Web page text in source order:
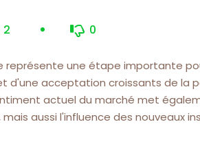
2 0
représente une étape importante
d'une acceptation croissants de la
actuel du marché met
aussi l'influence des nouveaux